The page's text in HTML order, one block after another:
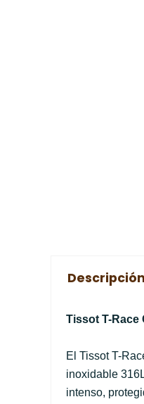
Descripción
Tissot T-Race
El Tissot T-
inoxidable
intenso,